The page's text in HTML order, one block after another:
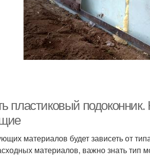
пластиковый
материалов будет зависеть от
материалов, важно знать тип